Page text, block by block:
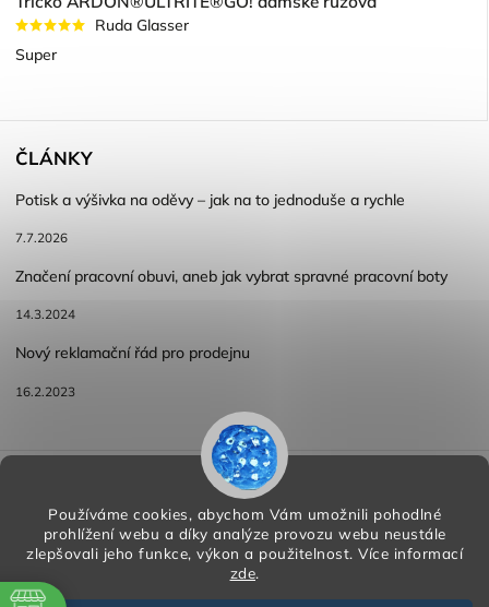
Používáme cookies, abychom Vám umožnili pohodlné
prohlížení webu a díky analýze provozu webu neustále
zlepšovali jeho funkce, výkon a použitelnost. Více informací
zde.
Ruda Glasser
Super
ČLÁNKY
Potisk a výšivka na oděvy – jak na to jednoduše a rychle
7.7.2026
Značení pracovní obuvi, aneb jak vybrat spravné pracovní boty
14.3.2024
Nový reklamační řád pro prodejnu
16.2.2023
Reklamace a vracení zboží
Podmínky ochrany osobních údajů
Copyright 2026 HORA PP s.r.o.